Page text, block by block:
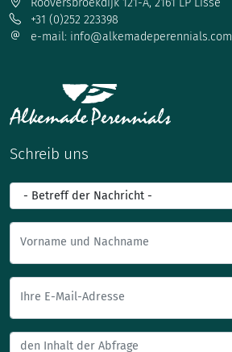
+31 (0)252 223398
e-mail: info@alkemadeperennials.com
Schreib uns
Vorname und Nachname
Ihre E-Mail-Adresse